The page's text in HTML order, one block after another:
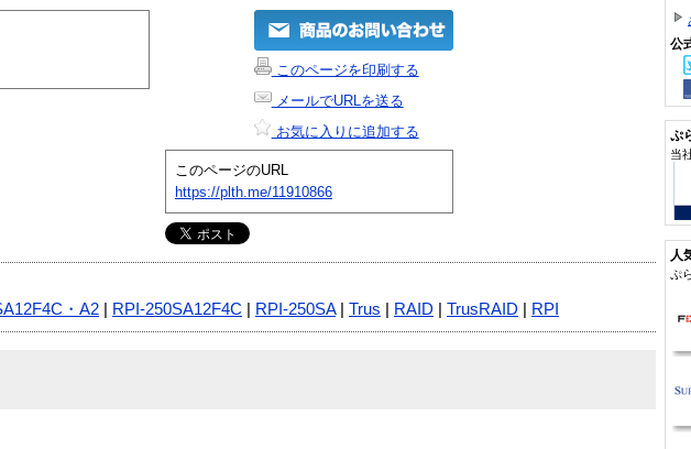
このページを印刷する
メールでURLを送る
お気に入りに追加する
このページのURL
https://plth.me/11910866
・A2 RPI-250SA12F4C RPI-250SA| Trus RAID TrusRAID RPI
公
ぷ
当
人
ぷ